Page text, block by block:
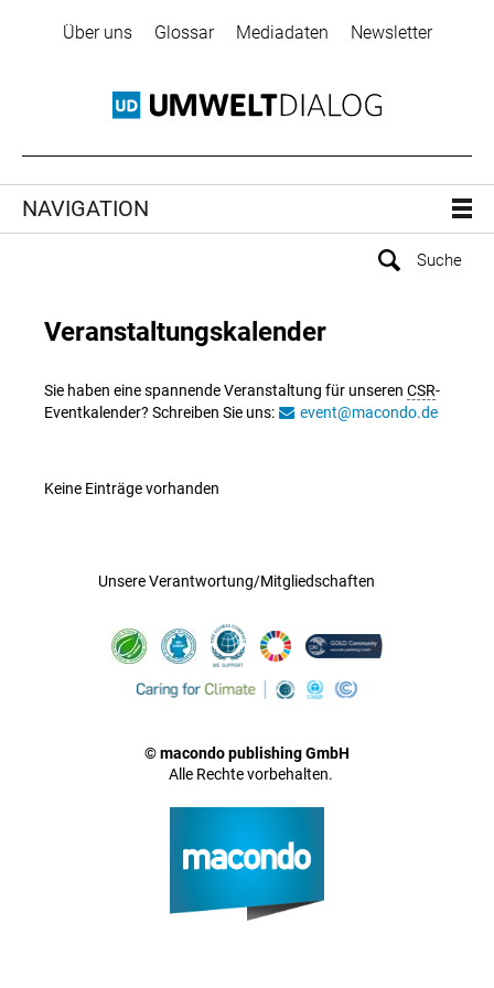
Über uns Glossar Mediadaten Newsletter
NAVIGATION
Veranstaltungskalender
Sie haben eine spannende Veranstaltung für unseren CSR-
Eventkalender? Schreiben Sie uns:
event@macondo.de
Keine Einträge vorhanden
Unsere Verantwortung/Mitgliedschaften
© macondo publishing GmbH
Alle Rechte vorbehalten.